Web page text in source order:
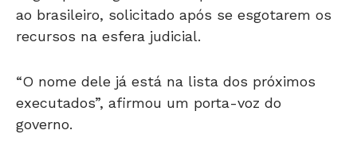
recursos na esfera judicial.
executados”, afirmou um porta-voz do
governo.